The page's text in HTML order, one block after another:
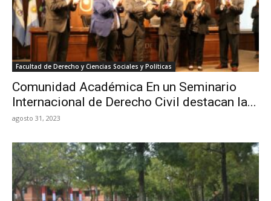
Facultad de Derecho y Ciencias Sociales y Políticas
Comunidad Académica En un Seminario
Internacional de Derecho Civil destacan la...
agosto 31, 2023